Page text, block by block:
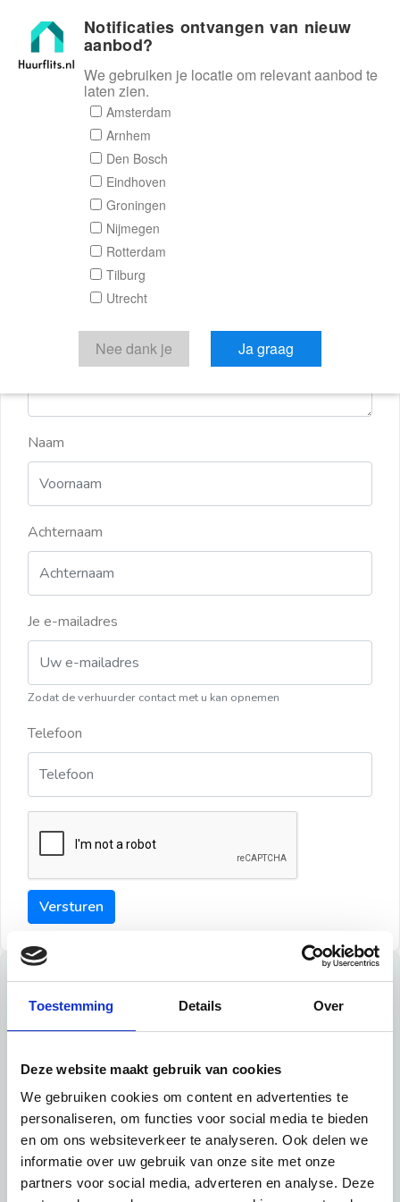
Toestemming Details Over
Deze website maakt gebruik van cookies
We gebruiken cookies om content en advertenties te
personaliseren, om functies voor social media te bieden
en om ons websiteverkeer te analyseren. Ook delen we
informatie over uw gebruik van onze site met onze
partners voor social media, adverteren en analyse. Deze
Huurflits
Reactieformulier
Huurflits
Verstuur je bericht
Door een bericht te sturen kom je in contact met de
aanbieder of makelaar van de woning.
Naam
Achternaam
Je e-mailadres
Zodat de verhuurder contact met u kan opnemen
Telefoon
Versturen
Tips
Tip 1:
Schrijf een duidelijke introductie en geef de volgende
informatie mee:
Ben je student, werkachtig of werkzoekend
Notificaties ontvangen van nieuw
aanbod?
We gebruiken je locatie om relevant aanbod te
laten zien.
Amsterdam
Arnhem
Den Bosch
Eindhoven
Groningen
Nijmegen
Rotterdam
Tilburg
Utrecht
Nee dank je Ja graag